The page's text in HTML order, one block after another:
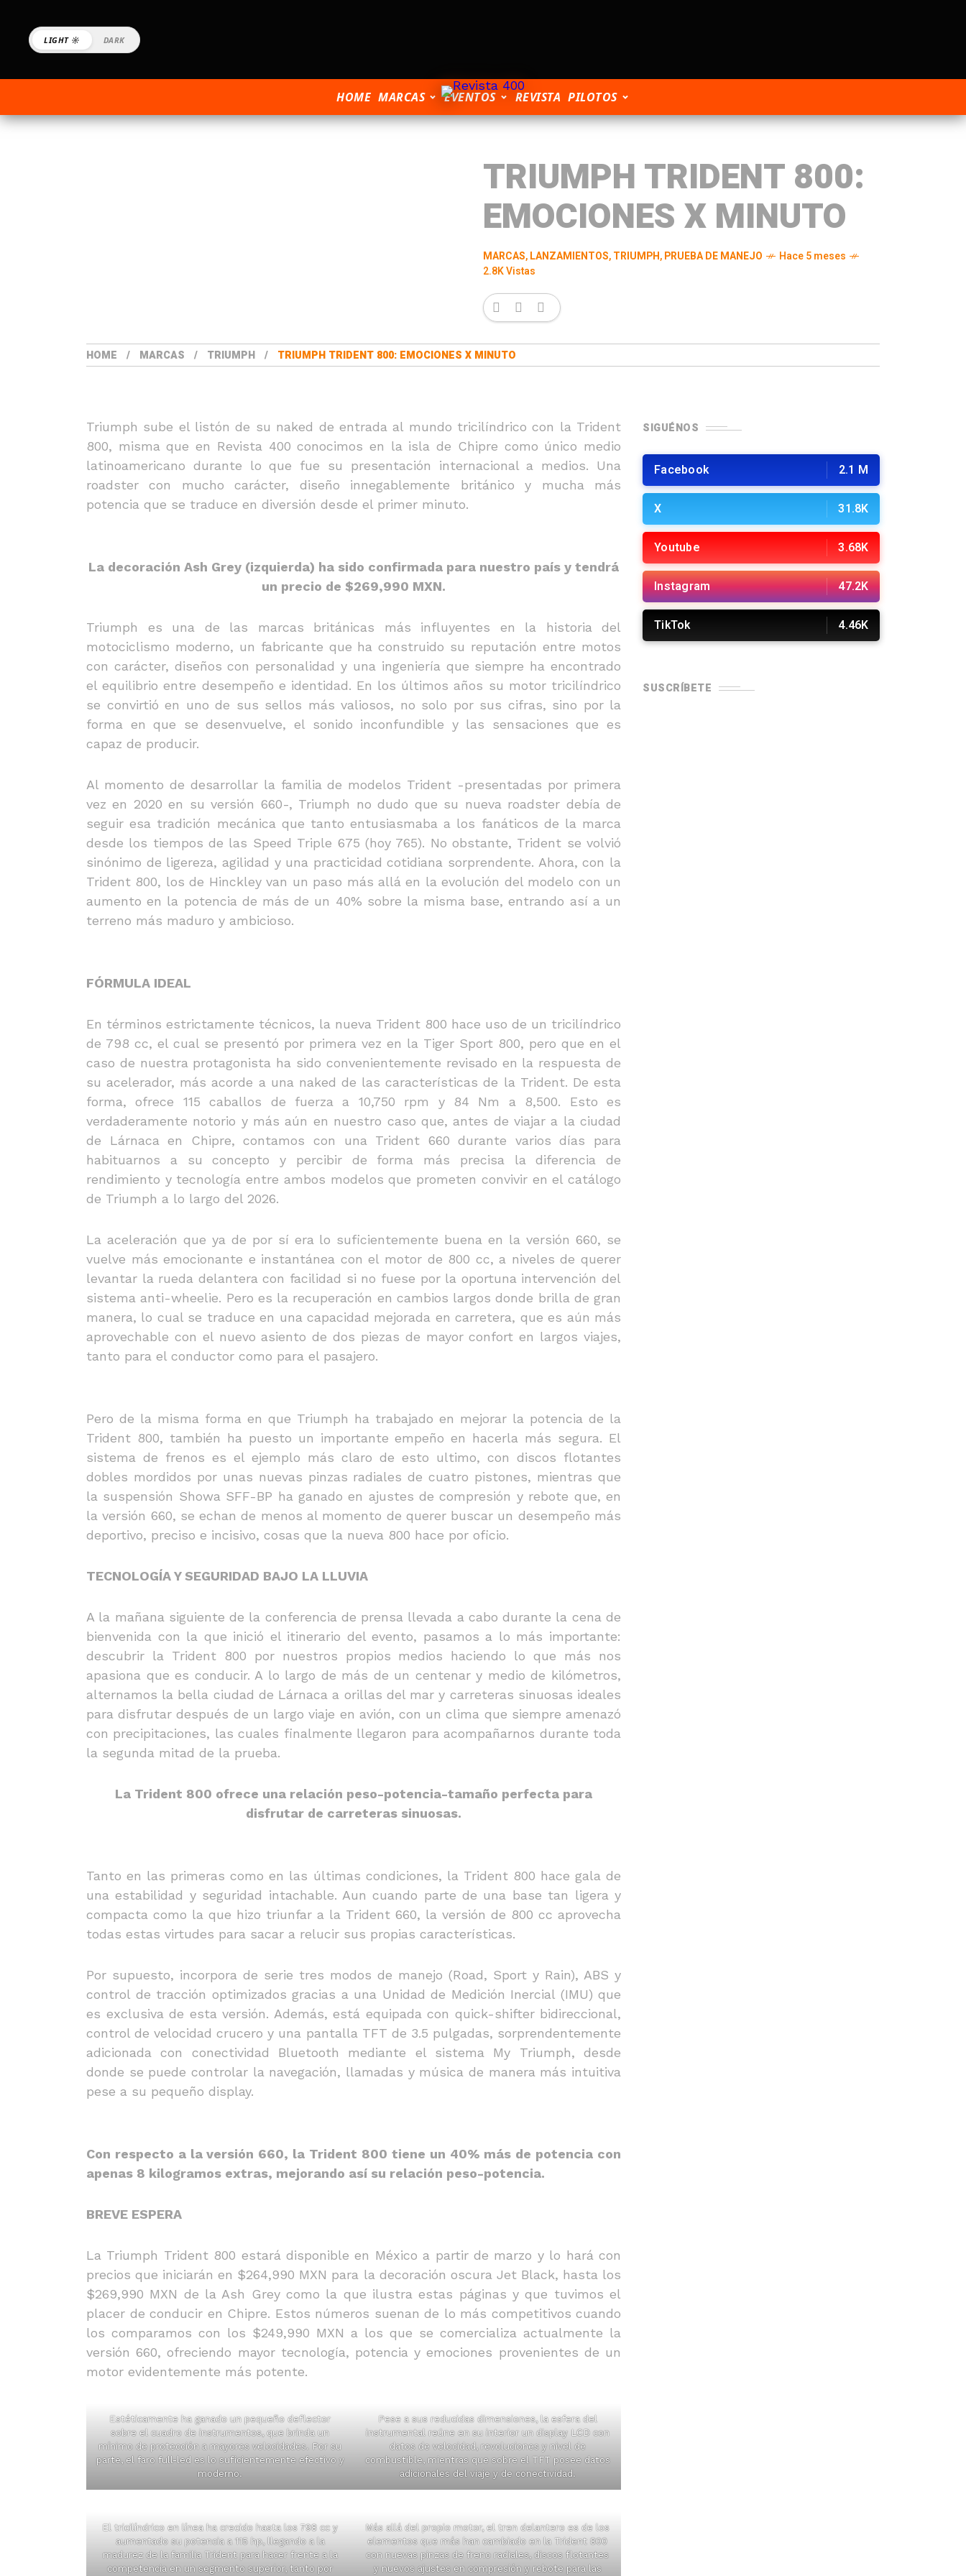
TRIUMPH TRIDENT 800:
EMOCIONES X MINUTO
MARCAS,LANZAMIENTOS,TRIUMPH,PRUEBA DE MANEJO
Hace 5 meses
2.8K Vistas
HOME MARCAS TRIUMPH TRIUMPH TRIDENT 800: EMOCIONES X MINUTO
Triumph sube el listón de su naked de entrada al mundo tricilíndrico con la Trident
800, misma que en Revista 400 conocimos en la isla de Chipre como único medio
latinoamericano durante lo que fue su presentación internacional a medios. Una
roadster con mucho carácter, diseño innegablemente británico y mucha más
potencia que se traduce en diversión desde el primer minuto.
La decoración Ash Grey (izquierda) ha sido confirmada para nuestro país y tendrá
un precio de $269,990 MXN.
Triumph es una de las marcas británicas más influyentes en la historia del
motociclismo moderno, un fabricante que ha construido su reputación entre motos
con carácter, diseños con personalidad y una ingeniería que siempre ha encontrado
el equilibrio entre desempeño e identidad. En los últimos años su motor tricilíndrico
se convirtió en uno de sus sellos más valiosos, no solo por sus cifras, sino por la
forma en que se desenvuelve, el sonido inconfundible y las sensaciones que es
capaz de producir.
Al momento de desarrollar la familia de modelos Trident -presentadas por primera
vez en 2020 en su versión 660-, Triumph no dudo que su nueva roadster debía de
seguir esa tradición mecánica que tanto entusiasmaba a los fanáticos de la marca
desde los tiempos de las Speed Triple 675 (hoy 765). No obstante, Trident se volvió
sinónimo de ligereza, agilidad y una practicidad cotidiana sorprendente. Ahora, con la
Trident 800, los de Hinckley van un paso más allá en la evolución del modelo con un
aumento en la potencia de más de un 40% sobre la misma base, entrando así a un
terreno más maduro y ambicioso.
FÓRMULA IDEAL
En términos estrictamente técnicos, la nueva Trident 800 hace uso de un tricilíndrico
de 798 cc, el cual se presentó por primera vez en la Tiger Sport 800, pero que en el
caso de nuestra protagonista ha sido convenientemente revisado en la respuesta de
su acelerador, más acorde a una naked de las características de la Trident. De esta
forma, ofrece 115 caballos de fuerza a 10,750 rpm y 84 Nm a 8,500. Esto es
verdaderamente notorio y más aún en nuestro caso que, antes de viajar a la ciudad
de Lárnaca en Chipre, contamos con una Trident 660 durante varios días para
habituarnos a su concepto y percibir de forma más precisa la diferencia de
rendimiento y tecnología entre ambos modelos que prometen convivir en el catálogo
de Triumph a lo largo del 2026.
La aceleración que ya de por sí era lo suficientemente buena en la versión 660, se
vuelve más emocionante e instantánea con el motor de 800 cc, a niveles de querer
levantar la rueda delantera con facilidad si no fuese por la oportuna intervención del
sistema anti-wheelie. Pero es la recuperación en cambios largos donde brilla de gran
manera, lo cual se traduce en una capacidad mejorada en carretera, que es aún más
aprovechable con el nuevo asiento de dos piezas de mayor confort en largos viajes,
tanto para el conductor como para el pasajero.
Pero de la misma forma en que Triumph ha trabajado en mejorar la potencia de la
Trident 800, también ha puesto un importante empeño en hacerla más segura. El
sistema de frenos es el ejemplo más claro de esto ultimo, con discos flotantes
dobles mordidos por unas nuevas pinzas radiales de cuatro pistones, mientras que
la suspensión Showa SFF-BP ha ganado en ajustes de compresión y rebote que, en
la versión 660, se echan de menos al momento de querer buscar un desempeño más
deportivo, preciso e incisivo, cosas que la nueva 800 hace por oficio.
TECNOLOGÍA Y SEGURIDAD BAJO LA LLUVIA
A la mañana siguiente de la conferencia de prensa llevada a cabo durante la cena de
bienvenida con la que inició el itinerario del evento, pasamos a lo más importante:
descubrir la Trident 800 por nuestros propios medios haciendo lo que más nos
apasiona que es conducir. A lo largo de más de un centenar y medio de kilómetros,
alternamos la bella ciudad de Lárnaca a orillas del mar y carreteras sinuosas ideales
para disfrutar después de un largo viaje en avión, con un clima que siempre amenazó
con precipitaciones, las cuales finalmente llegaron para acompañarnos durante toda
la segunda mitad de la prueba.
La Trident 800 ofrece una relación peso-potencia-tamaño perfecta para
disfrutar de carreteras sinuosas.
Tanto en las primeras como en las últimas condiciones, la Trident 800 hace gala de
una estabilidad y seguridad intachable. Aun cuando parte de una base tan ligera y
compacta como la que hizo triunfar a la Trident 660, la versión de 800 cc aprovecha
todas estas virtudes para sacar a relucir sus propias características.
Por supuesto, incorpora de serie tres modos de manejo (Road, Sport y Rain), ABS y
control de tracción optimizados gracias a una Unidad de Medición Inercial (IMU) que
es exclusiva de esta versión. Además, está equipada con quick-shifter bidireccional,
control de velocidad crucero y una pantalla TFT de 3.5 pulgadas, sorprendentemente
adicionada con conectividad Bluetooth mediante el sistema My Triumph, desde
donde se puede controlar la navegación, llamadas y música de manera más intuitiva
pese a su pequeño display.
Con respecto a la versión 660, la Trident 800 tiene un 40% más de potencia con
apenas 8 kilogramos extras, mejorando así su relación peso-potencia.
BREVE ESPERA
La Triumph Trident 800 estará disponible en México a partir de marzo y lo hará con
precios que iniciarán en $264,990 MXN para la decoración oscura Jet Black, hasta los
$269,990 MXN de la Ash Grey como la que ilustra estas páginas y que tuvimos el
placer de conducir en Chipre. Estos números suenan de lo más competitivos cuando
los comparamos con los $249,990 MXN a los que se comercializa actualmente la
versión 660, ofreciendo mayor tecnología, potencia y emociones provenientes de un
motor evidentemente más potente.
Estéticamente ha ganado un pequeño deflector
sobre el cuadro de instrumentos, que brinda un
mínimo de protección a mayores velocidades. Por su
parte, el faro full-led es lo suficientemente efectivo y
moderno.
Pese a sus reducidas dimensiones, la esfera del
instrumental reúne en su interior un display LCD con
datos de velocidad, revoluciones y nivel de
combustible, mientras que sobre el TFT posee datos
adicionales del viaje y de conectividad.
El tricilíndrico en línea ha crecido hasta los 798 cc y
aumentado su potencia a 115 hp, llegando a la
madurez de la familia Trident para hacer frente a la
competencia en un segmento superior, tanto por
Más allá del propio motor, el tren delantero es de los
elementos que más han cambiado en la Trident 800
con nuevas pinzas de freno radiales, discos flotantes
y nuevos ajustes en compresión y rebote para las
SIGUÉNOS
Facebook 2.1 M
X 31.8K
Youtube 3.68K
Instagram 47.2K
TikTok 4.46K
SUSCRÍBETE
LIGHT ☼ DARK
HOME MARCAS EVENTOS REVISTA PILOTOS